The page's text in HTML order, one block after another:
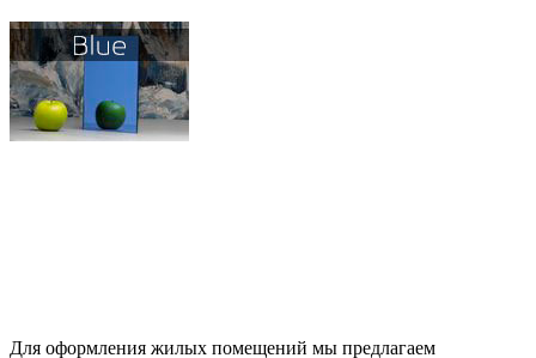
Для оформления жилых помещений мы предлагаем